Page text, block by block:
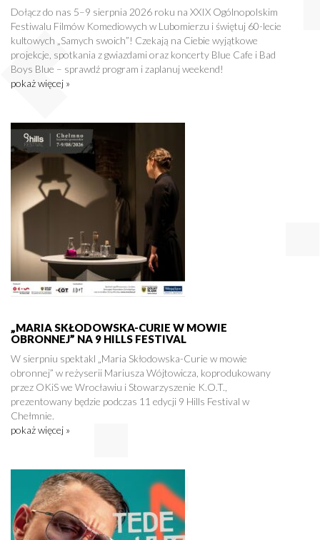
Dołącz do nas 5–9 sierpnia 2026 roku na XXIX Ogólnopolskim
Festiwalu Filmów Komediowych w Lubomierzu i świętuj 60-lecie
kultowych „Samych swoich”! Czekają na Ciebie wyjątkowe
projekcje, spotkania z gwiazdami oraz koncerty Blue Cafe i Bad
Boys Blue – sprawdź program i zaplanuj weekend!
pokaż więcej »
„MARIA SKŁODOWSKA-CURIE W MOWIE
OBRONNEJ” NA 9 HILLS FESTIVAL
W sierpniu spektakl „Maria Skłodowska-Curie w mowie
obronnej” w reżyserii Mariusza Wójtowicza, koprodukowany
przez OKiS we Wrocławiu i Stowarzyszenie K.O.T.,
prezentowany będzie podczas 11 edycji 9 Hills Festival w
Chełmnie.
pokaż więcej »